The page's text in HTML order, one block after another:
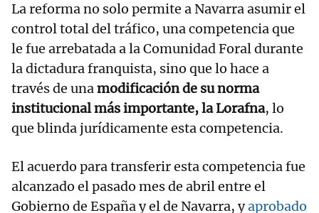
La reforma no solo permite a Navarra asumir el
control total del tráfico, una competencia que
le fue arrebatada a la Comunidad Foral durante
la dictadura franquista, sino que lo hace a
través de unamodificación de su norma
institucional más importante, la Lorafna, lo
que blinda jurídicamente esta competencia.
El acuerdo para transferir esta competencia fue
alcanzado el pasado mes de abril entre el
Gobierno de España y el de Navarra, yaprobado